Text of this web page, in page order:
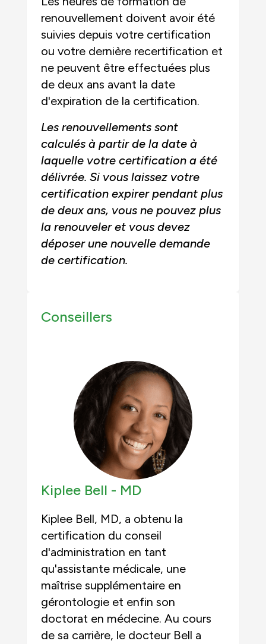
renouvellement doivent avoir été
suivies depuis votre certification
ou votre dernière recertification et
ne peuvent être effectuées plus
de deux ans avant la date
d'expiration de la certification.
Les renouvellements sont
calculés à partir de la date à
laquelle votre certification a été
délivrée. Si vous laissez votre
certification expirer pendant plus
de deux ans, vous ne pouvez plus
la renouveler et vous devez
déposer une nouvelle demande
de certification.
Conseillers
Kiplee Bell - MD
Kiplee Bell, MD, a obtenu la
certification du conseil
d'administration en tant
qu'assistante médicale, une
maîtrise supplémentaire en
gérontologie et enfin son
doctorat en médecine. Au cours
de sa carrière, le docteur Bell a